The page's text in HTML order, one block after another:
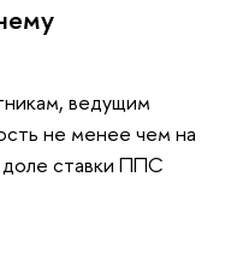
ведущим
не менее чем на
доле ставки ППС